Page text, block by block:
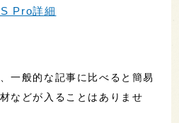
Pro詳細
一般的な記事に比べると簡易
などが入ることはありませ